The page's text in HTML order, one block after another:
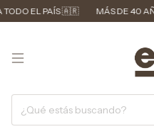
EL PAÍS 🇦🇷 MÁS DE 40